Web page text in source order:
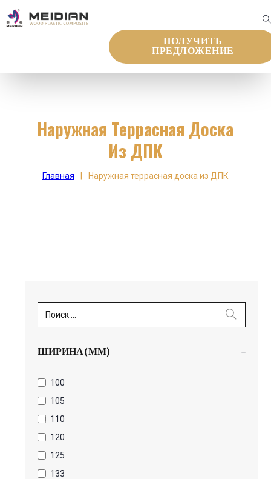
ПОЛУЧИТЬ
ПРЕДЛОЖЕНИЕ
Наружная Террасная Доска
Из ДПК
Главная Наружная террасная доска из ДПК
ШИРИНА(ММ)
100
105
110
120
125
133